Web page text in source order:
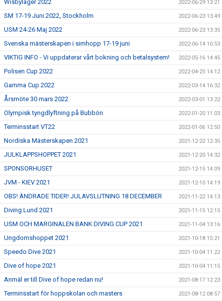
Wisbyläger 2022 2022-06-29 13:21
SM 17-19 Juni 2022, Stockholm 2022-06-23 13:49
USM 24-26 Maj 2022 2022-06-23 13:35
Svenska mästerskapen i simhopp 17-19 juni 2022-06-14 10:53
VIKTIG INFO - Vi uppdaterar vårt bokning och betalsystem! 2022-05-16 14:45
Polisen Cup 2022 2022-04-25 14:12
Gamma Cup 2022 2022-03-14 16:32
Årsmöte 30 mars 2022 2022-03-01 13:22
Olympisk tyngdlyftning på Bubbön 2022-01-20 11:03
Terminsstart VT22 2022-01-06 12:50
Nordiska Mästerskapen 2021 2021-12-22 12:35
JULKLAPPSHOPPET 2021 2021-12-20 14:32
SPONSORHUSET 2021-12-15 14:09
JVM - KIEV 2021 2021-12-10 14:19
OBS! ÄNDRADE TIDER! JULAVSLUTNING 18 DECEMBER 2021-11-22 14:13
Diving Lund 2021 2021-11-15 12:15
USM OCH MARGINALEN BANK DIVING CUP 2021 2021-11-04 13:16
Ungdomshoppet 2021 2021-10-18 15:21
Speedo Dive 2021 2021-10-04 11:22
Dive of hope 2021 2021-10-04 11:15
Anmäl er till Dive of hope redan nu! 2021-08-17 12:23
Terminsstart för hoppskolan och masters 2021-08-12 08:57